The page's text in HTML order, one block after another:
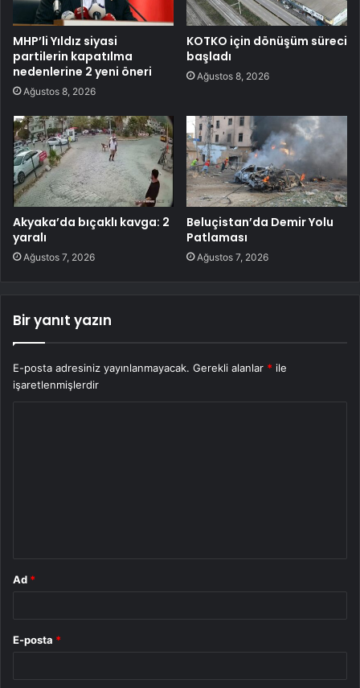
MHP’li Yıldız siyasi
partilerin kapatılma
nedenlerine 2 yeni öneri
Ağustos 8, 2026
KOTKO için dönüşüm süreci
başladı
Ağustos 8, 2026
Akyaka’da bıçaklı kavga: 2
yaralı
Ağustos 7, 2026
Beluçistan’da Demir Yolu
Patlaması
Ağustos 7, 2026
Bir yanıt yazın
E-posta adresiniz yayınlanmayacak. Gerekli alanlar * ile
işaretlenmişlerdir
Ad *
E-posta *